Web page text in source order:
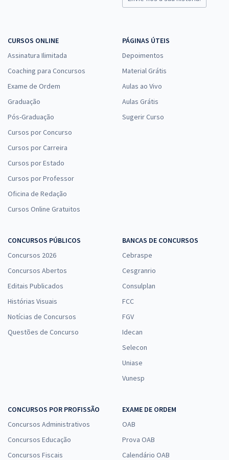
CURSOS ONLINE
Assinatura Ilimitada
Coaching para Concursos
Exame de Ordem
Graduação
Pós-Graduação
Cursos por Concurso
Cursos por Carreira
Cursos por Estado
Cursos por Professor
Oficina de Redação
Cursos Online Gratuitos
PÁGINAS ÚTEIS
Depoimentos
Material Grátis
Aulas ao Vivo
Aulas Grátis
Sugerir Curso
CONCURSOS PÚBLICOS
Concursos 2026
Concursos Abertos
Editais Publicados
Histórias Visuais
Notícias de Concursos
Questões de Concurso
BANCAS DE CONCURSOS
Cebraspe
Cesgranrio
Consulplan
FCC
FGV
Idecan
Selecon
Uniase
Vunesp
CONCURSOS POR PROFISSÃO
Concursos Administrativos
Concursos Educação
Concursos Fiscais
EXAME DE ORDEM
OAB
Prova OAB
Calendário OAB